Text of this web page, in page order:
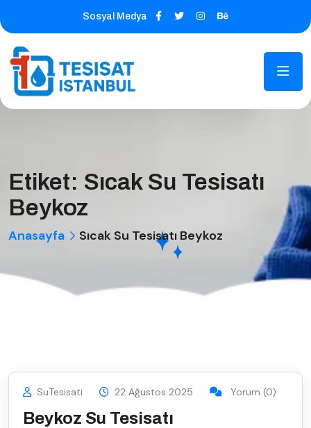
Sosyal Medya
Etiket: Sıcak Su Tesisatı
Beykoz
Anasayfa Sıcak Su Tesisatı Beykoz
SuTesisati 22 Ağustos 2025 Yorum (0)
Beykoz Su Tesisatı